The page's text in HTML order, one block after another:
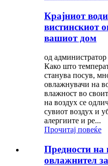
Крајниот
вистинскиот
вашиот дом
од
Како што
станува посув,
овлажнувачи на
влажност во
на воздух се
сувиот воздух и
алергиите и ре...
Прочитај повеќе
Предности на
овлажнител